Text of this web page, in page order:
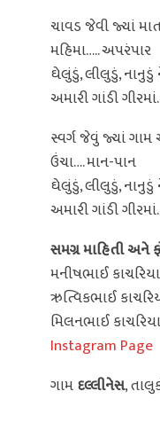
ચાવડ જેવી જ્યાં
મહિમા….. અપરંપાર
ઘેલુંડું, લીલુડું,
અમારી ગાંડી
સ્વર્ગ જેવું જ્યાં
ઉંચા…. માન-પાન
ઘેલુંડું, લીલુડું,
અમારી ગાંડી
સમગ્ર માહિતી અને
મનીષભાઈ
ઋત્વિકભાઈ
મિલનભાઈ
Instagram Page
ગામદલ્લીનેસ,